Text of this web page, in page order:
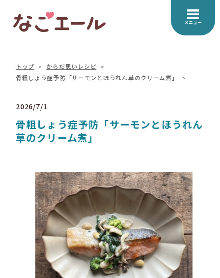
メニュー
トップ
からだ思いレシピ
骨粗しょう症予防「サーモンとほうれん草のクリーム煮」
2026/7/1
骨粗しょう症予防「サーモンとほうれん
草のクリーム煮」